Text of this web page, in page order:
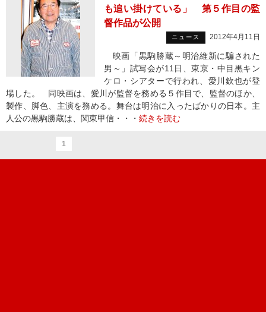
も追い掛けている」 第５作目の監
督作品が公開
ニュース 2012年4月11日
映画「黒駒勝蔵～明治維新に騙された
男～」試写会が11日、東京・中目黒キン
ケロ・シアターで行われ、愛川欽也が登
場した。 同映画は、愛川が監督を務める５作目で、監督のほか、
製作、脚色、主演を務める。舞台は明治に入ったばかりの日本。主
人公の黒駒勝蔵は、関東甲信・・・ 続きを読む
1